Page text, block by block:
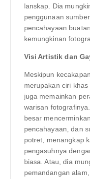
lanskap. Dia
penggunaan
pencahayaan
kemungkinan
Visi Artistik dan
Meskipun
merupakan ciri
juga memainkan
warisan
besar
pencahayaan, dan
potret, menangkap
pengasuhnya
biasa. Atau, dia
pemandangan